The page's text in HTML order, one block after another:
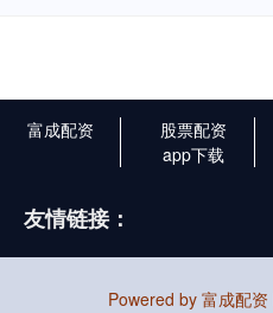
富成配资
股票配资
app下载
友情链接：
Powered by 富成配资